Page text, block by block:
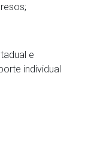
e
individual